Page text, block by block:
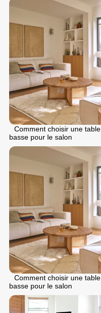
Comment choisir une table
basse pour le salon
Comment choisir une table
basse pour le salon